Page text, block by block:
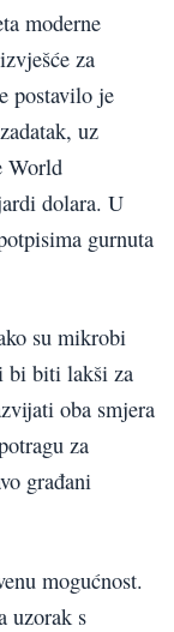
moderne
za
postavilo je
uz
World
dolara. U
gurnuta
su mikrobi
bi biti lakši za
oba smjera
za
građani
mogućnost.
uzorak s